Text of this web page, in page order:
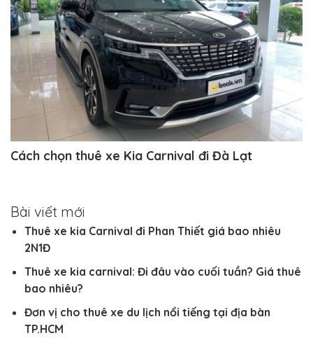
Cách chọn thuê xe Kia Carnival đi Đà Lạt
Bài viết mới
Thuê xe kia Carnival đi Phan Thiết giá bao nhiêu
2N1Đ
Thuê xe kia carnival: Đi đâu vào cuối tuần? Giá thuê
bao nhiêu?
Đơn vị cho thuê xe du lịch nổi tiếng tại địa bàn
TP.HCM